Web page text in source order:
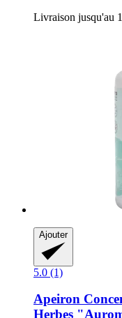
Livraison jusqu'au
Ajouter
5.0 (1)
Apeiron
Herbes